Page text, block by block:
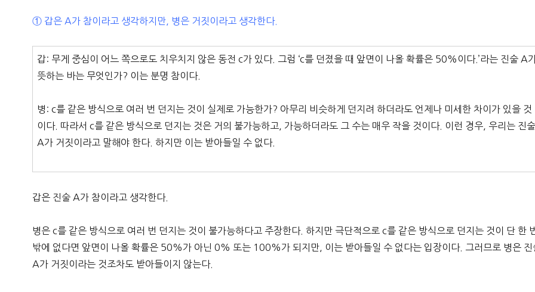
① 갑은 A가 참이라고 생각하지만, 병은 거짓이라고 생각한다.
갑: 무게 중심이 어느 쪽으로도 치우치지 않은 동전 c가 있다. 그럼 ‘c를 던졌을 때 앞면이 나올 확률은 50%이다.’라는 진술 A
뜻하는 바는 무엇인가? 이는 분명 참이다.
병: c를 같은 방식으로 여러 번 던지는 것이 실제로 가능한가? 아무리 비슷하게 던지려 하더라도 언제나 미세한 차이가 있을 것
이다. 따라서 c를 같은 방식으로 던지는 것은 거의 불가능하고, 가능하더라도 그 수는 매우 작을 것이다. 이런 경우, 우리는 진
A가 거짓이라고 말해야 한다. 하지만 이는 받아들일 수 없다.
갑은 진술 A가 참이라고 생각한다.
병은 c를 같은 방식으로 여러 번 던지는 것이 불가능하다고 주장한다. 하지만 극단적으로 c를 같은 방식으로 던지는 것이 단 한
밖에 없다면 앞면이 나올 확률은 50%가 아닌 0% 또는 100%가 되지만, 이는 받아들일 수 없다는 입장이다. 그러므로 병은 진
A가 거짓이라는 것조차도 받아들이지 않는다.